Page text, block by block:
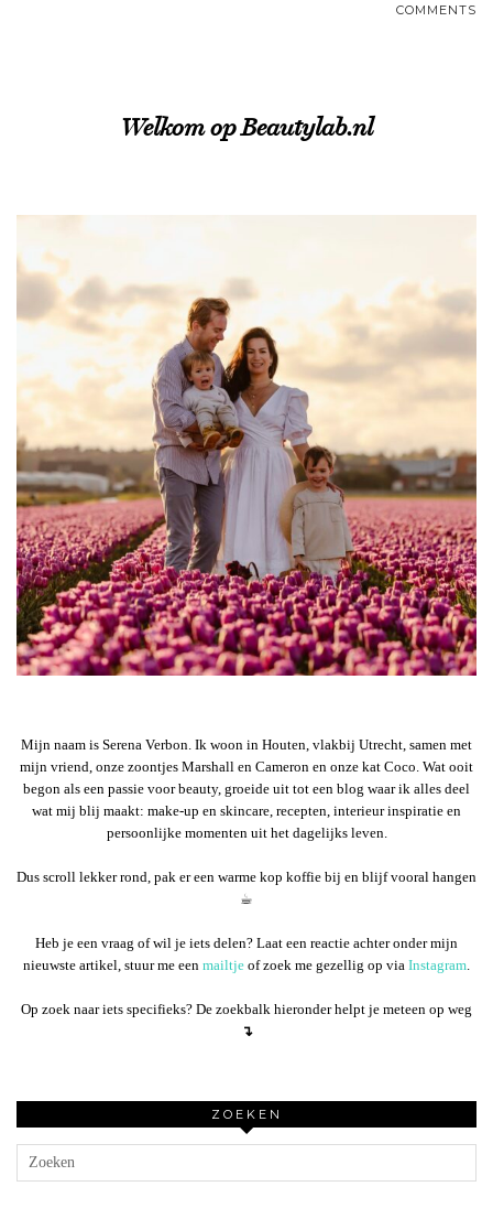
COMMENTS
Welkom op Beautylab.nl
Mijn naam is Serena Verbon. Ik woon in Houten, vlakbij Utrecht, samen met
mijn vriend, onze zoontjes Marshall en Cameron en onze kat Coco. Wat ooit
begon als een passie voor beauty, groeide uit tot een blog waar ik alles deel
wat mij blij maakt: make-up en skincare, recepten, interieur inspiratie en
persoonlijke momenten uit het dagelijks leven.
Dus scroll lekker rond, pak er een warme kop koffie bij en blijf vooral hangen
☕︎
Heb je een vraag of wil je iets delen? Laat een reactie achter onder mijn
nieuwste artikel, stuur me een mailtje of zoek me gezellig op via Instagram
Op zoek naar iets specifieks? De zoekbalk hieronder helpt je meteen op weg
↴
ZOEKEN